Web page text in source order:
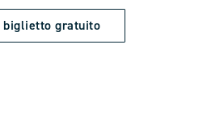
gratuito